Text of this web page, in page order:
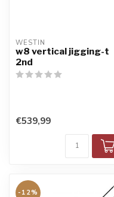
WESTIN
w8 vertical jigging-t
2nd
€539,99
-12%